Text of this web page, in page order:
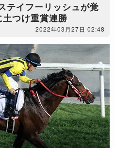
テイフーリッシュが覚
つけ重賞連勝
2022年03月27日 02:48